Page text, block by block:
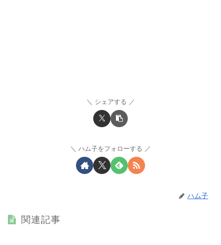
シェアする
ハム子をフォローする
ハム子
関連記事